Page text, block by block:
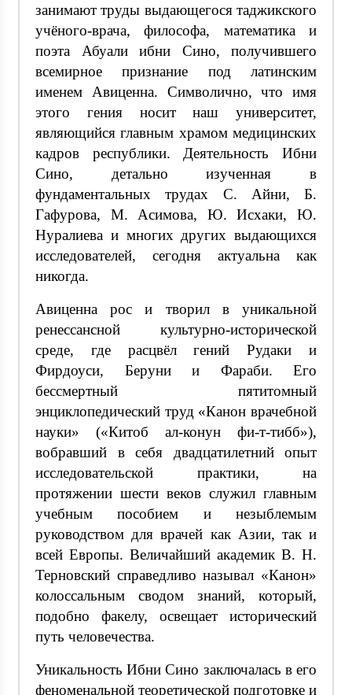
занимают труды выдающегося таджикского
учёного-врача, философа, математика и
поэта Абуали ибни Сино, получившего
всемирное признание под латинским
именем Авиценна. Символично, что имя
этого гения носит наш университет,
являющийся главным храмом медицинских
кадров республики. Деятельность Ибни
Сино, детально изученная в
фундаментальных трудах С. Айни, Б.
Гафурова, М. Асимова, Ю. Исхаки, Ю.
Нуралиева и многих других выдающихся
исследователей, сегодня актуальна как
никогда.
Авиценна рос и творил в уникальной
ренессансной культурно-исторической
среде, где расцвёл гений Рудаки и
Фирдоуси, Беруни и Фараби. Его
бессмертный пятитомный
энциклопедический труд «Канон врачебной
науки» («Китоб ал-конун фи-т-тибб»),
вобравший в себя двадцатилетний опыт
исследовательской практики, на
протяжении шести веков служил главным
учебным пособием и незыблемым
руководством для врачей как Азии, так и
всей Европы. Величайший академик В. Н.
Терновский справедливо называл «Канон»
колоссальным сводом знаний, который,
подобно факелу, освещает исторический
путь человечества.
Уникальность Ибни Сино заключалась в его
феноменальной теоретической подготовке и